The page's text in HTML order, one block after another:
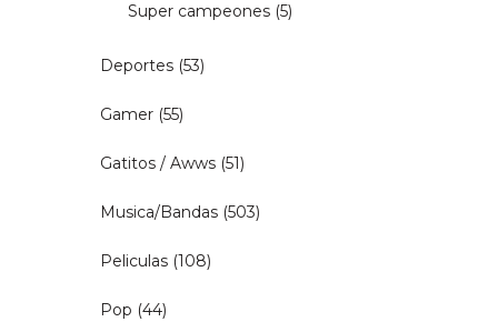
Super campeones (5)
Deportes (53)
Gamer (55)
Gatitos / Awws (51)
Musica/Bandas (503)
Peliculas (108)
Pop (44)